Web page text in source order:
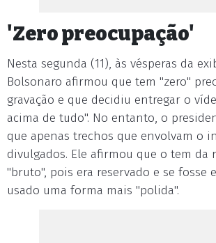
'Zero preocupação'
Nesta segunda (11), às vésperas da
Bolsonaro afirmou que tem "zero"
gravação e que decidiu entregar o
acima de tudo". No entanto, o
que apenas trechos que envolvam o
divulgados. Ele afirmou que o tem da
"bruto", pois era reservado e se fosse
usado uma forma mais "polida".